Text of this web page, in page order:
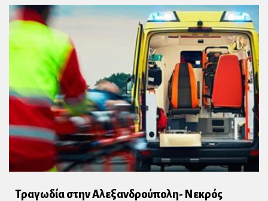
Τραγωδία στην Αλεξανδρούπολη- Νεκρός